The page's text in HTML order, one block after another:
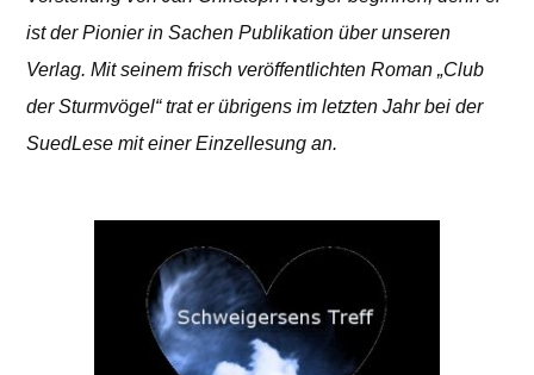
ist der Pionier in Sachen Publikation über unseren
Verlag. Mit seinem frisch veröffentlichten Roman „Club
der Sturmvögel“ trat er übrigens im letzten Jahr bei der
SuedLese mit einer Einzellesung an.